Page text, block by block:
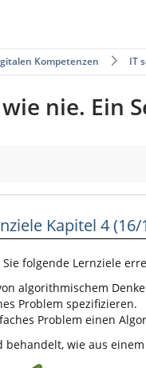
digitalen Kompetenzen IT
nie. Ein
4 (16/16)
Kapitel 4 (16/
folgende Lernziele
algorithmischem
Problem spezifizieren.
Problem einen
behandelt, wie aus